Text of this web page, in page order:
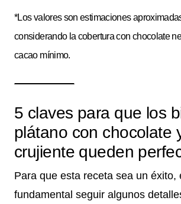
*Los valores son estimaciones
considerando la cobertura con chocolate
cacao mínimo.
5 claves para que los
plátano con chocolate
crujiente queden
Para que esta receta sea un éxito,
fundamental seguir algunos